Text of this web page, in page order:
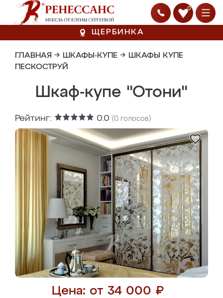
0
ЩЕРБИНКА
ГЛАВНАЯ → ШКАФЫ-КУПЕ → ШКАФЫ КУПЕ
ПЕСКОСТРУЙ
Шкаф-купе "Отони"
Рейтинг: 0.0 (0 голосов)
Цена: от 34 000 ₽